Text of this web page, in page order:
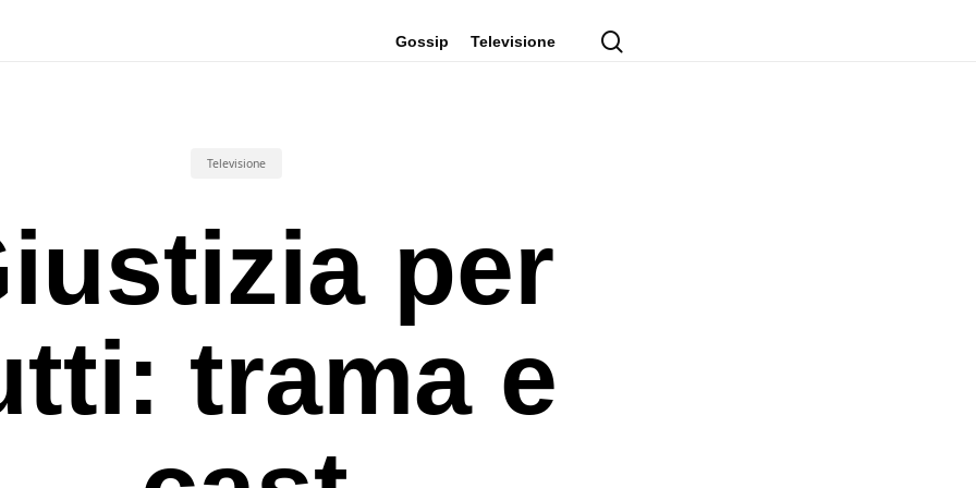
Gossip Televisione
Televisione
per
trama e